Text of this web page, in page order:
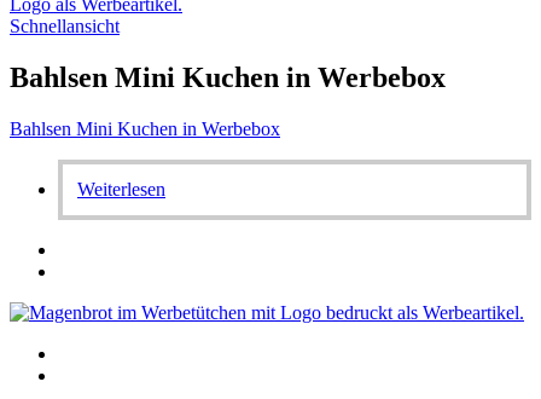
Schnellansicht
Bahlsen Mini Kuchen in Werbebox
Bahlsen Mini Kuchen in Werbebox
Weiterlesen